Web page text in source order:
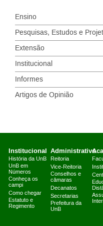
Ensino
Pesquisas, Estudos e
Extensão
Institucional
Informes
Artigos de Opinião
Institucional
História da UnB
UnB em
Números
Conheça os
campi
Como chegar
Estatuto e
Regimento
Administrativo
Reitoria
Vice-Reitoria
Conselhos e
câmaras
Decanatos
Secretarias
Prefeitura da
UnB